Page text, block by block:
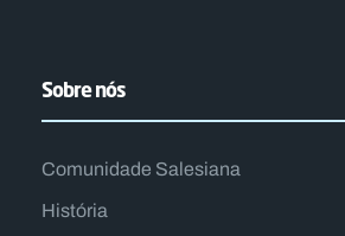
Sobre nós
Comunidade Salesiana
História